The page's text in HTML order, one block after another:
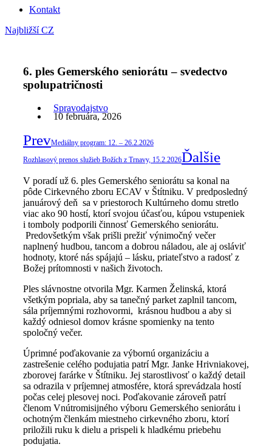
Kontakt
Najbližší CZ
6. ples Gemerského seniorátu – svedectvo
spolupatričnosti
Spravodajstvo
10 februára, 2026
PrevMediálny program: 12. – 26.2.2026
Rozhlasový prenos služieb Božích z Trnavy, 15.2.2026Ďalšie
V poradí už 6. ples Gemerského seniorátu sa konal na
pôde Cirkevného zboru ECAV v Štítniku. V predposledný
januárový deň sa v priestoroch Kultúrneho domu stretlo
viac ako 90 hostí, ktorí svojou účasťou, kúpou vstupeniek
i tomboly podporili činnosť Gemerského seniorátu.
Predovšetkým však prišli prežiť výnimočný večer
naplnený hudbou, tancom a dobrou náladou, ale aj osláviť
hodnoty, ktoré nás spájajú – lásku, priateľstvo a radosť z
Božej prítomnosti v našich životoch.
Ples slávnostne otvorila Mgr. Karmen Želinská, ktorá
všetkým popriala, aby sa tanečný parket zaplnil tancom,
sála príjemnými rozhovormi, krásnou hudbou a aby si
každý odniesol domov krásne spomienky na tento
spoločný večer.
Úprimné poďakovanie za výbornú organizáciu a
zastrešenie celého podujatia patrí Mgr. Janke Hrivniakovej,
zborovej farárke v Štítniku. Jej starostlivosť o každý detail
sa odrazila v príjemnej atmosfére, ktorá sprevádzala hostí
počas celej plesovej noci. Poďakovanie zároveň patrí
členom Vnútromisijného výboru Gemerského seniorátu i
ochotným členkám miestneho cirkevného zboru, ktorí
priložili ruku k dielu a prispeli k hladkému priebehu
podujatia.